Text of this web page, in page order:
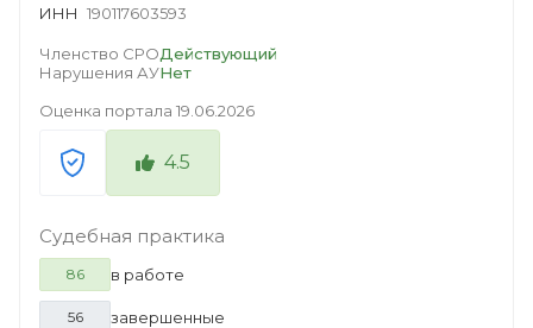
ИНН 190117603593
Членство СРОДействующий
Нарушения АУНет
Оценка портала 19.06.2026
4.5
Судебная практика
86 в работе
56 завершенные